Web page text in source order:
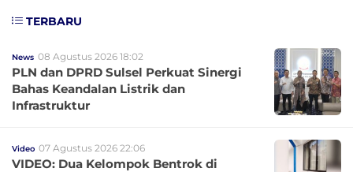
TERBARU
News 08 Agustus 2026 18:02
PLN dan DPRD Sulsel Perkuat Sinergi
Bahas Keandalan Listrik dan
Infrastruktur
Video 07 Agustus 2026 22:06
VIDEO: Dua Kelompok Bentrok di